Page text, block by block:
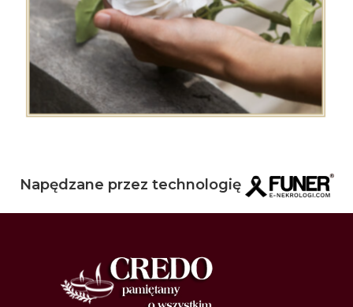
Napędzane przez technologię